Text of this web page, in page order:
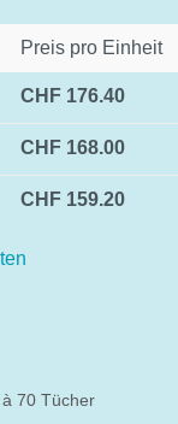
Preis pro Einheit
CHF 176.40
CHF 168.00
CHF 159.20
70 Tücher